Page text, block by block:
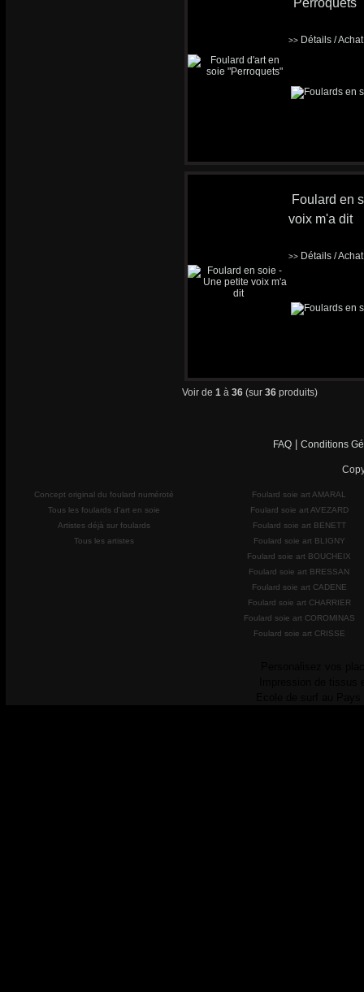
"Perroquets"
>> Détails /
Foulard en
voix m'a dit
>> Détails /
Voir de 1 à 36 (sur 36 produits)
FAQ Conditions
Concept original du foulard numéroté
Tous les foulards d'art en soie
Artistes déjà sur foulards
Tous les artistes
Foulard soie art AMARAL
Foulard soie art AVEZARD
Foulard soie art BENETT
Foulard soie art BLIGNY
Foulard soie art BOUCHEIX
Foulard soie art BRESSAN
Foulard soie art CADENE
Foulard soie art CHARRIER
Foulard soie art COROMINAS
Foulard soie art CRISSE